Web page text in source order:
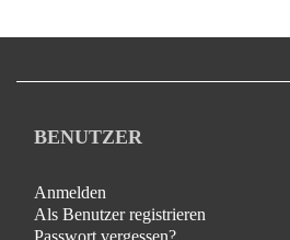
BENUTZER
Anmelden
Als Benutzer registrieren
Passwort vergessen?